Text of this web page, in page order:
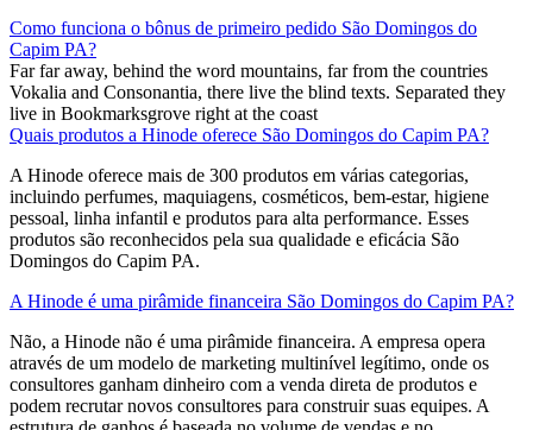
Como funciona o bônus de primeiro pedido São Domingos do
Capim PA?
Far far away, behind the word mountains, far from the countries
Vokalia and Consonantia, there live the blind texts. Separated they
live in Bookmarksgrove right at the coast
Quais produtos a Hinode oferece São Domingos do Capim PA?
A Hinode oferece mais de 300 produtos em várias categorias,
incluindo perfumes, maquiagens, cosméticos, bem-estar, higiene
pessoal, linha infantil e produtos para alta performance. Esses
produtos são reconhecidos pela sua qualidade e eficácia São
Domingos do Capim PA.
A Hinode é uma pirâmide financeira São Domingos do Capim PA?
Não, a Hinode não é uma pirâmide financeira. A empresa opera
através de um modelo de marketing multinível legítimo, onde os
consultores ganham dinheiro com a venda direta de produtos e
podem recrutar novos consultores para construir suas equipes. A